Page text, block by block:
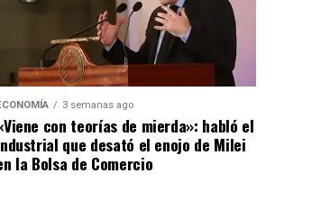
3 semanas ago
con teorías de mierda»: habló el
que desató el enojo de Milei
la Bolsa de Comercio